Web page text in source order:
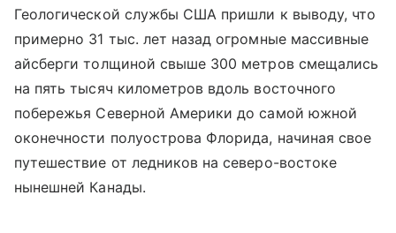
Геологической службы США пришли к выводу, что
примерно 31 тыс. лет назад огромные массивные
айсберги толщиной свыше 300 метров смещались
на пять тысяч километров вдоль восточного
побережья Северной Америки до самой южной
оконечности полуострова Флорида, начиная свое
путешествие от ледников на северо-востоке
нынешней Канады.